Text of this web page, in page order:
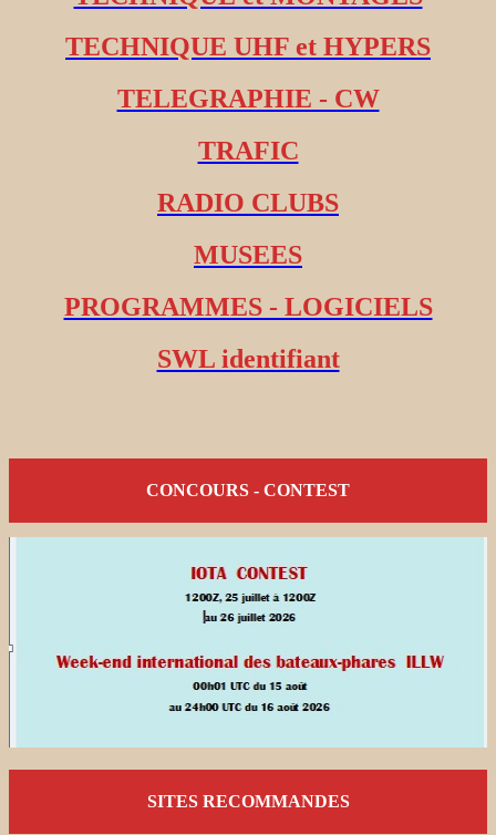
TECHNIQUE UHF et HYPERS
TELEGRAPHIE - CW
TRAFIC
RADIO CLUBS
MUSEES
PROGRAMMES - LOGICIELS
SWL identifiant
CONCOURS - CONTEST
SITES RECOMMANDES